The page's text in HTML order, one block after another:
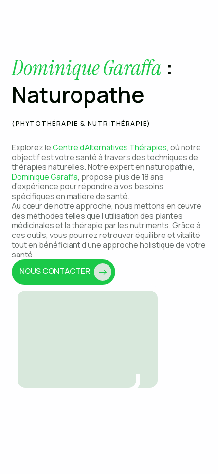
Dominique Garaffa :
Naturopathe
(PHYTOTHÉRAPIE & NUTRITHÉRAPIE)
Explorez leCentre d’Alternatives Thérapies, où notre
objectif est votre santé à travers des techniques de
thérapies naturelles. Notre expert en naturopathie,
Dominique Garaffa, propose plus de 18 ans
d’expérience pour répondre à vos besoins
spécifiques en matière de santé.
Au cœur de notre approche, nous mettons en œuvre
des méthodes telles que l’utilisation des plantes
médicinales et la thérapie par les nutriments. Grâce à
ces outils, vous pourrez retrouver équilibre et vitalité
tout en bénéficiant d’une approche holistique de votre
santé.
NOUS CONTACTER